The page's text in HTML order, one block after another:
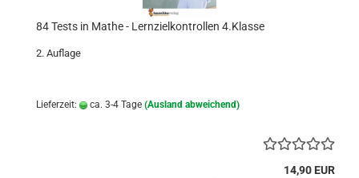
84 Tests in Mathe - Lernzielkontrollen 4.Klasse
2. Auflage
Lieferzeit: ca. 3-4 Tage (Ausland abweichend)
14,90 EUR